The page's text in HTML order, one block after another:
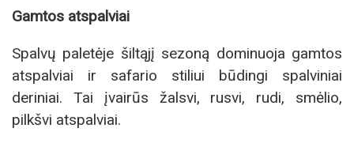
Gamtos atspalviai
Spalvų paletėje šiltąjį sezoną dominuoja gamtos
atspalviai ir safario stiliui būdingi spalviniai
deriniai. Tai įvairūs žalsvi, rusvi, rudi, smėlio,
pilkšvi atspalviai.